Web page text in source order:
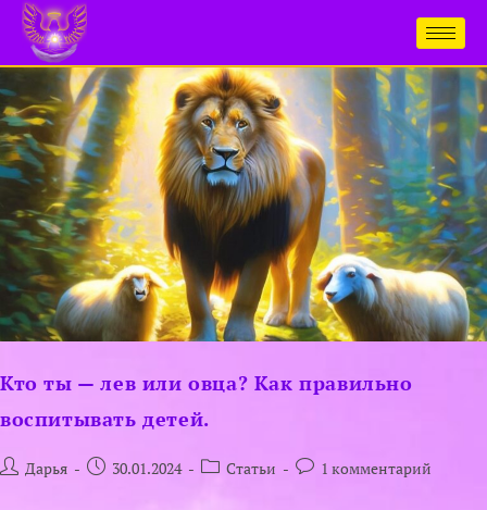
Кто ты — лев или овца? Как правильно
воспитывать детей.
Дарья 30.01.2024 Статьи 1 комментарий